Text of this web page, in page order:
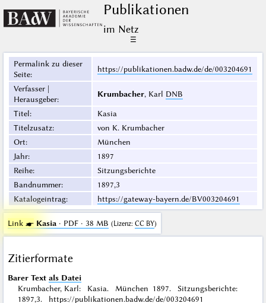
Publikationen
im Netz
☰
Permalink zu dieser
Seite:
https://publikationen.badw.de/de/003204691
Verfasser |
Herausgeber:
Krumbacher, Karl DNB
Titel:
Kasia
Titelzusatz:
von K. Krumbacher
Ort:
München
Jahr:
1897
Reihe:
Sitzungsberichte
Bandnummer:
1897,3
Katalogeintrag: https://gateway-bayern.de/BV003204691
Link ☛ Kasia· PDF · 38 MB (Lizenz: CC BY)
Zitierformate
Barer Text als Datei
Krumbacher, Karl: Kasia. München 1897. Sitzungsberichte:
1897,3. https://publikationen.badw.de/de/003204691